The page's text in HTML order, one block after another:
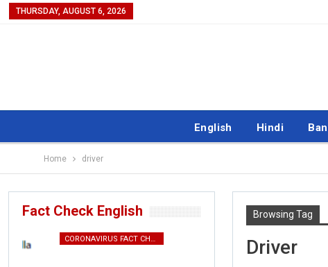
THURSDAY, AUGUST 6, 2026
English Hindi
Home driver
Browsing Tag
Driver
Fact Check English
CORONAVIRUS FACT CHECK